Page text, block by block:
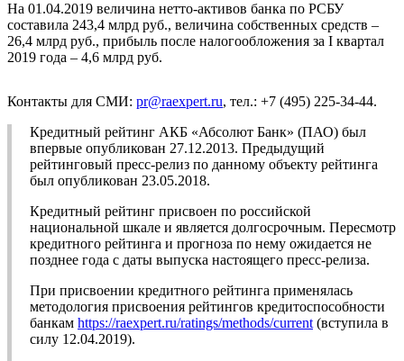
На 01.04.2019 величина нетто-активов банка по РСБУ
составила 243,4 млрд руб., величина собственных средств –
26,4 млрд руб., прибыль после налогообложения за I квартал
2019 года – 4,6 млрд руб.
Контакты для СМИ: pr@raexpert.ru, тел.: +7 (495) 225-34-44.
Кредитный рейтинг АКБ «Абсолют Банк» (ПАО) был
впервые опубликован 27.12.2013. Предыдущий
рейтинговый пресс-релиз по данному объекту рейтинга
был опубликован 23.05.2018.
Кредитный рейтинг присвоен по российской
национальной шкале и является долгосрочным. Пересмотр
кредитного рейтинга и прогноза по нему ожидается не
позднее года с даты выпуска настоящего пресс-релиза.
При присвоении кредитного рейтинга применялась
методология присвоения рейтингов кредитоспособности
банкам https://raexpert.ru/ratings/methods/current (вступила в
силу 12.04.2019).